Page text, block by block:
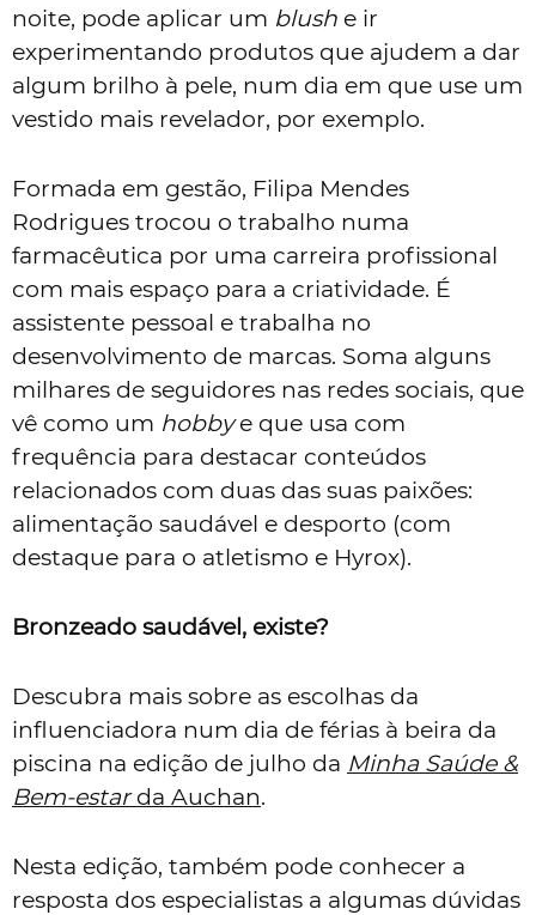
noite, pode aplicar um blush e ir
experimentando produtos que ajudem a dar
algum brilho à pele, num dia em que use um
vestido mais revelador, por exemplo.
Formada em gestão, Filipa Mendes
Rodrigues trocou o trabalho numa
farmacêutica por uma carreira profissional
com mais espaço para a criatividade. É
assistente pessoal e trabalha no
desenvolvimento de marcas. Soma alguns
milhares de seguidores nas redes sociais, que
vê como um hobbye que usa com
frequência para destacar conteúdos
relacionados com duas das suas paixões:
alimentação saudável e desporto (com
destaque para o atletismo e Hyrox).
Bronzeado saudável, existe?
Descubra mais sobre as escolhas da
influenciadora num dia de férias à beira da
piscina na edição de julho da Minha Saúde &
Bem-estarda Auchan.
Nesta edição, também pode conhecer a
resposta dos especialistas a algumas dúvidas